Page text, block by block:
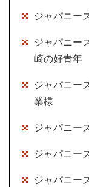
ジャパニー
ジャパニー
崎の好青年
ジャパニー
業様
ジャパニー
ジャパニー
ジャパニー